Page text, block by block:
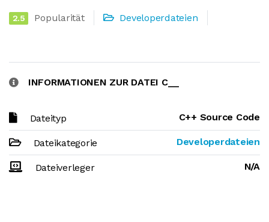
2.5 Popularität Developerdateien
INFORMATIONEN ZUR DATEI C__
Dateityp C++ Source Code
Dateikategorie Developerdateien
Dateiverleger N/A